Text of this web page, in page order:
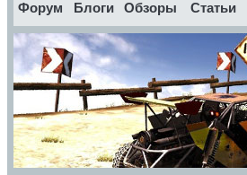
Форум Блоги Обзоры Статьи